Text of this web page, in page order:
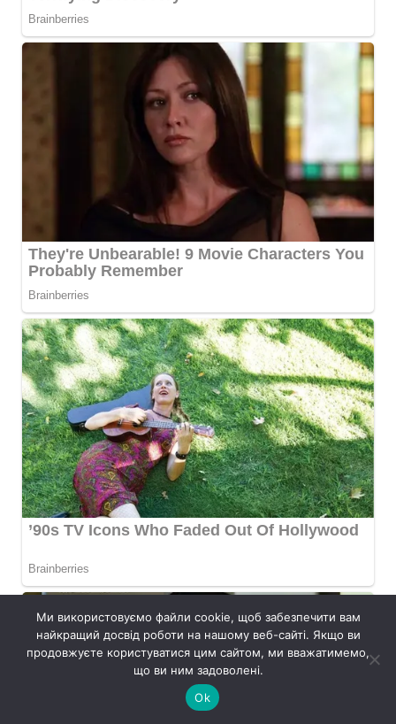
Ми використовуємо файли cookie, щоб забезпечити вам
найкращий досвід роботи на нашому веб-сайті. Якщо ви
продовжуєте користуватися цим сайтом, ми вважатимемо,
що ви ним задоволені.
Ok